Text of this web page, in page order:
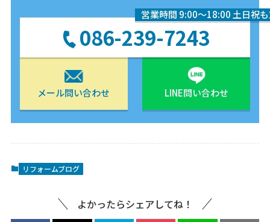
営業時間 9:00〜18:00 土日祝
086-239-7243
メール問い合わせ LINE問い合わせ
リフォームブログ
よかったらシェアしてね！